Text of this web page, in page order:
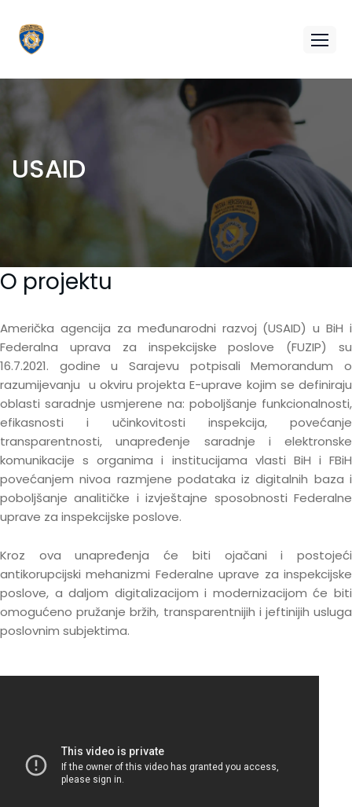
USAID
O projektu
Američka agencija za međunarodni razvoj (USAID) u BiH i
Federalna uprava za inspekcijske poslove (FUZIP) su
16.7.2021. godine u Sarajevu potpisali Memorandum o
razumijevanju u okviru projekta E-uprave kojim se definiraju
oblasti saradnje usmjerene na: poboljšanje funkcionalnosti,
efikasnosti i učinkovitosti inspekcija, povećanje
transparentnosti, unapređenje saradnje i elektronske
komunikacije s organima i institucijama vlasti BiH i FBiH
povećanjem nivoa razmjene podataka iz digitalnih baza i
poboljšanje analitičke i izvještajne sposobnosti Federalne
uprave za inspekcijske poslove.
Kroz ova unapređenja će biti ojačani i postojeći
antikorupcijski mehanizmi Federalne uprave za inspekcijske
poslove, a daljom digitalizacijom i modernizacijom će biti
omogućeno pružanje bržih, transparentnijih i jeftinijih usluga
poslovnim subjektima.